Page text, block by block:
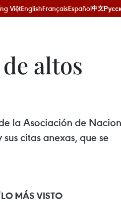
ViệtEnglishFrançaisEspañol中文
altos
la Asociación de
citas anexas, que se
LO MÁS VISTO